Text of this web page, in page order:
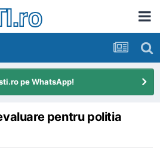
pe WhatsApp!
pentru politia